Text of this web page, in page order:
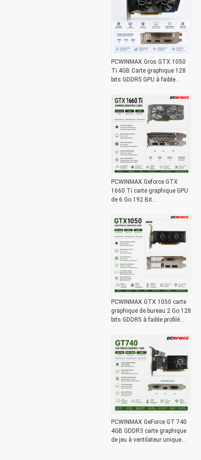
PCWINMAX Gros GTX 1050
Ti 4GB Carte graphique 128
bits GDDR5 GPU à faible
DVI pour ordinateur de bureau
PCWINMAX Geforce GTX
1660 Ti carte graphique GPU
de 6 Go 192 Bit
DVI 14Gbps Mémoire
PCWINMAX GTX 1050 carte
graphique de bureau 2 Go 128
bits GDDR5 à faible profilé
PCWINMAX GeForce GT 740
4GB GDDR3 carte graphique
de jeu à ventilateur unique